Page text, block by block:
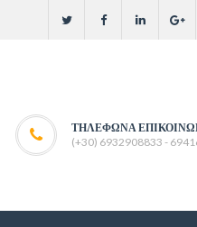
ΤΗΛΈΦΩΝΑ
(+30) 6932908833 -